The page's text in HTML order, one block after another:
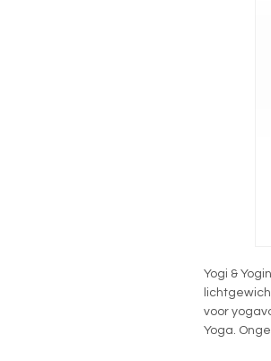
Yogi &
voor
Yoga.